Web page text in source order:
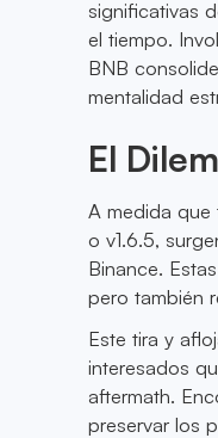
significativas
el tiempo.
BNB
mentalidad
El
A medida que
o v1.6.5,
Binance.
pero también
Este tira y
interesados
aftermath.
preservar los